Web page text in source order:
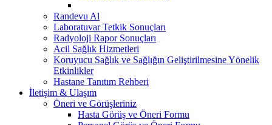
Randevu Al
Laboratuvar Tetkik Sonuçları
Radyoloji Rapor Sonuçları
Acil Sağlık Hizmetleri
Koruyucu Sağlık ve Sağlığın Geliştirilmesine Yönelik
Etkinlikler
Hastane Tanıtım Rehberi
İletişim & Ulaşım
Öneri ve Görüşleriniz
Hasta Görüş ve Öneri Formu